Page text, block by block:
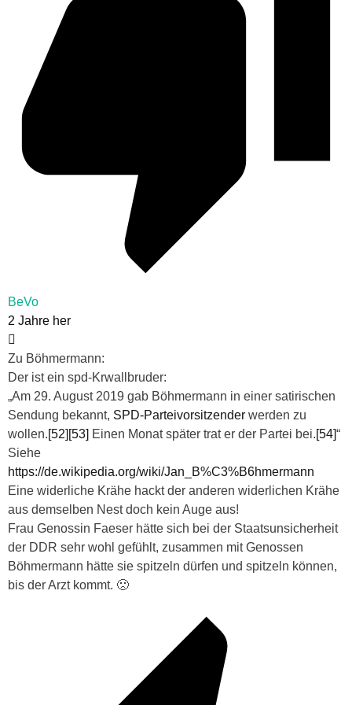
BeVo
2 Jahre her
Zu Böhmermann:
Der ist ein spd-Krwallbruder:
„Am 29. August 2019 gab Böhmermann in einer satirischen
Sendung bekannt, SPD-Parteivorsitzender werden zu
wollen.[52] [53] Einen Monat später trat er der Partei bei.[54]“
Siehe
https://de.wikipedia.org/wiki/Jan_B%C3%B6hmermann
Eine widerliche Krähe hackt der anderen widerlichen Krähe
aus demselben Nest doch kein Auge aus!
Frau Genossin Faeser hätte sich bei der Staatsunsicherheit
der DDR sehr wohl gefühlt, zusammen mit Genossen
Böhmermann hätte sie spitzeln dürfen und spitzeln können,
bis der Arzt kommt. 🙁